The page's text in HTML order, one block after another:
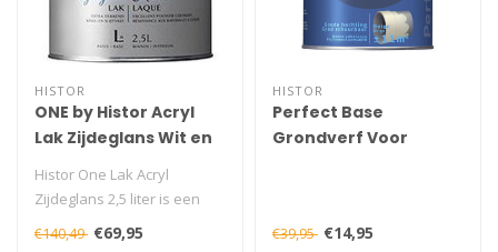
HISTOR
ONE by Histor Acryl
Lak Zijdeglans Wit en
Lichte Kleuren 2,5 liter
Histor One Lak Acryl
Zijdeglans 2,5 liter is een
extra dekkende, krasvaste
en ni..
€140,49 €69,95
HISTOR
Perfect Base
Grondverf Voor
€39,95 €14,95